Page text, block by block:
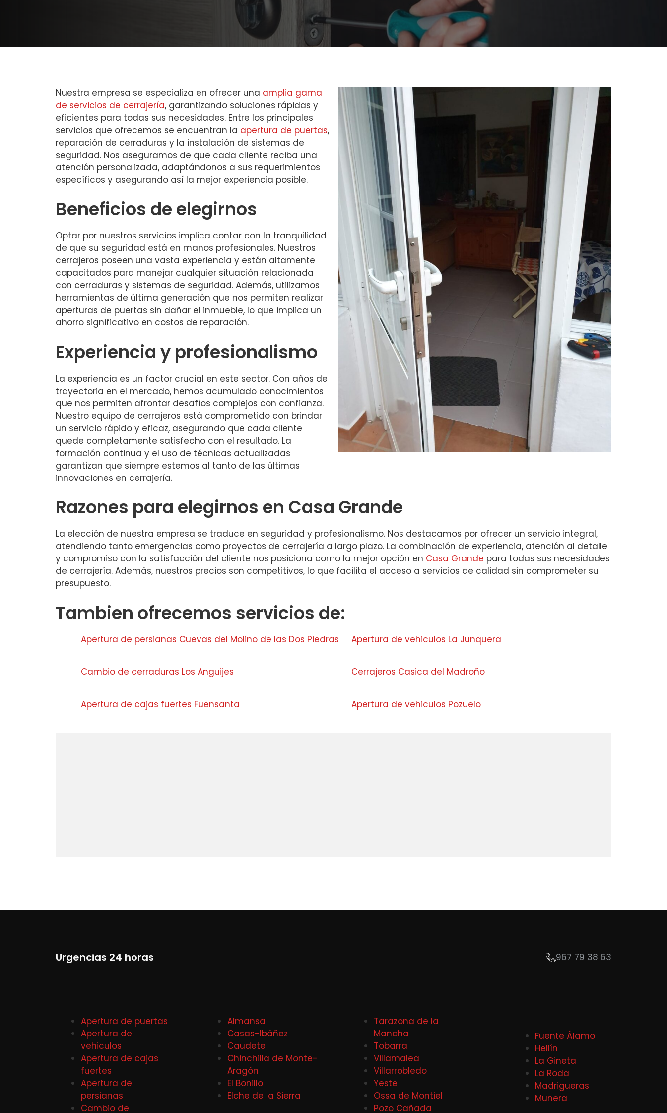
Nuestra empresa se especializa en ofrecer una amplia gama
de servicios de cerrajería, garantizando soluciones rápidas y
eficientes para todas sus necesidades. Entre los principales
servicios que ofrecemos se encuentran la apertura de puertas,
reparación de cerraduras y la instalación de sistemas de
seguridad. Nos aseguramos de que cada cliente reciba una
atención personalizada, adaptándonos a sus requerimientos
específicos y asegurando así la mejor experiencia posible.
Beneficios de elegirnos
Optar por nuestros servicios implica contar con la tranquilidad
de que su seguridad está en manos profesionales. Nuestros
cerrajeros poseen una vasta experiencia y están altamente
capacitados para manejar cualquier situación relacionada
con cerraduras y sistemas de seguridad. Además, utilizamos
herramientas de última generación que nos permiten realizar
aperturas de puertas sin dañar el inmueble, lo que implica un
ahorro significativo en costos de reparación.
Experiencia y profesionalismo
La experiencia es un factor crucial en este sector. Con años de
trayectoria en el mercado, hemos acumulado conocimientos
que nos permiten afrontar desafíos complejos con confianza.
Nuestro equipo de cerrajeros está comprometido con brindar
un servicio rápido y eficaz, asegurando que cada cliente
quede completamente satisfecho con el resultado. La
formación continua y el uso de técnicas actualizadas
garantizan que siempre estemos al tanto de las últimas
innovaciones en cerrajería.
Razones para elegirnos en Casa Grande
La elección de nuestra empresa se traduce en seguridad y profesionalismo. Nos destacamos por ofrecer un servicio integral,
atendiendo tanto emergencias como proyectos de cerrajería a largo plazo. La combinación de experiencia, atención al detalle
y compromiso con la satisfacción del cliente nos posiciona como la mejor opción en Casa Grande para todas sus necesidades
de cerrajería. Además, nuestros precios son competitivos, lo que facilita el acceso a servicios de calidad sin comprometer su
presupuesto.
Tambien ofrecemos servicios de:
Apertura de persianas Cuevas del Molino de las Dos Piedras Apertura de vehiculos La Junquera
Cambio de cerraduras Los Anguijes Cerrajeros Casica del Madroño
Apertura de cajas fuertes Fuensanta Apertura de vehiculos Pozuelo
Urgencias 24 horas 967 79 38 63
Apertura de puertas
Apertura de
vehiculos
Apertura de cajas
fuertes
Apertura de
persianas
Cambio de
Almansa
Casas-Ibáñez
Caudete
Chinchilla de Monte-
Aragón
El Bonillo
Elche de la Sierra
Tarazona de la
Mancha
Tobarra
Villamalea
Villarrobledo
Yeste
Ossa de Montiel
Pozo Cañada
Fuente Álamo
Hellín
La Gineta
La Roda
Madrigueras
Munera